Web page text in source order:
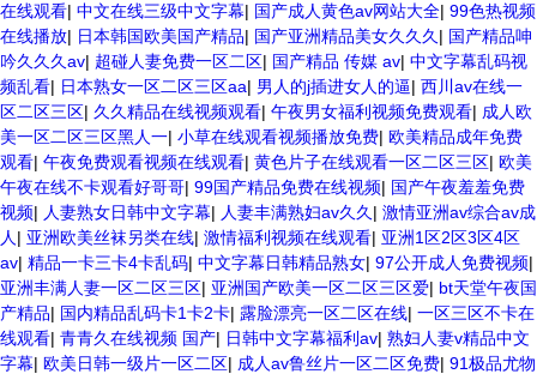
在线观看| 中文在线三级中文字幕| 国产成人黄色av网站大全| 99色热视频
在线播放| 日本韩国欧美国产精品| 国产亚洲精品美女久久久 | 国产精品呻
吟久久久av| 超碰人妻免费一区二区| 国产精品 传媒 av| 中文字幕乱码视
频乱看| 日本熟女一区二区三区aa| 男人的j插进女人的逼| 西川av在线一
区二区三区| 久久精品在线视频观看| 午夜男女福利视频免费观看| 成人欧
美一区二区三区黑人一| 小草在线观看视频播放免费| 欧美精品成年免费
观看| 午夜免费观看视频在线观看| 黄色片子在线观看一区二区三区| 欧美
午夜在线不卡观看好哥哥| 99国产精品免费在线视频| 国产午夜羞羞免费
视频| 人妻熟女日韩中文字幕| 人妻丰满熟妇av久久 | 激情亚洲av综合av成
人 | 亚洲欧美丝袜另类在线| 激情福利视频在线观看| 亚洲1区2区3区4区
av| 精品一卡三卡4卡乱码| 中文字幕日韩精品熟女| 97公开成人免费视频|
亚洲丰满人妻一区二区三区| 亚洲国产欧美一区二区三区爱| bt天堂午夜国
产精品| 国内精品乱码卡1卡2卡| 露脸漂亮一区二区在线| 一区三区不卡在
线观看| 青青久在线视频 国产| 日韩中文字幕福利av| 熟妇人妻v精品中文
字幕| 欧美日韩一级片一区二区| 成人av鲁丝片一区二区免费| 91极品尤物